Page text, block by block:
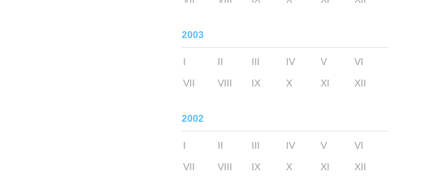
2003
I II III IV V
VI
VII
VIII IX X XI XII
2002
I II III IV V
VI
VII
VIII IX X XI XII